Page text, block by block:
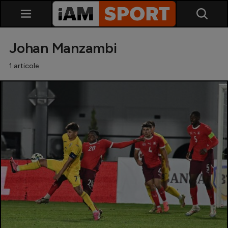
SuperLiga
Liga 2
Cupa României
Echipa Națională
U21
Johan Manzambi
1 articole